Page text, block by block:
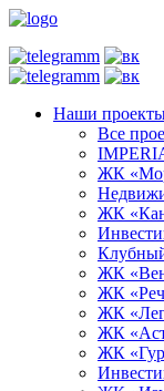
Наши
Все
ЖК
ЖК
ЖК
ЖК
ЖК
ЖК
ЖК